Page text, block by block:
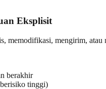
Eksplisit
mengirim,
berakhir
tinggi)